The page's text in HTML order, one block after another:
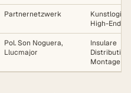
Partnernetzwerk
High-End
Pol. Son Noguera,
Llucmajor
Insulare
Distribution,
Montage